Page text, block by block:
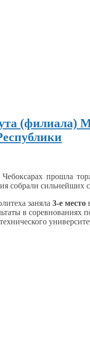
(филиала)
прошла
собрали сильнейших
заняла 3‑е место
в соревнованиях